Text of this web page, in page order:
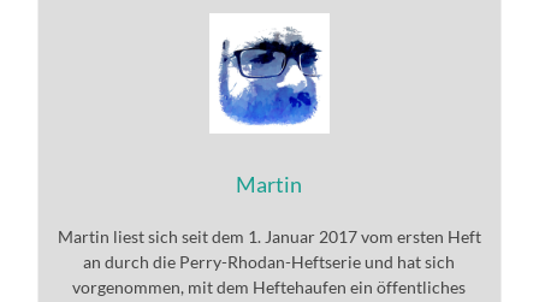
Martin
Martin liest sich seit dem 1. Januar 2017 vom ersten Heft
an durch die Perry-Rhodan-Heftserie und hat sich
vorgenommen, mit dem Heftehaufen ein öffentliches